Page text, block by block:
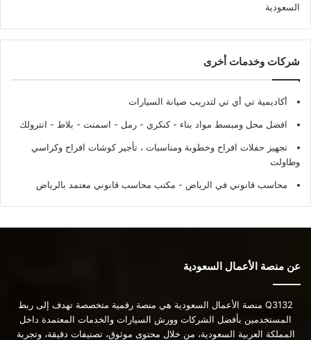
السعودية
شركات وخدمات أخرى
أكاديمية تي أي تي لتدريب صيانة السيارات
افضل محل ومبسط مواد بناء - كنكري - رمل - اسمنت - بلاط - انترولك
تجهيز حفلات افراح وخطوبة ومناسبات ، تأجير كوشات افراح وكراسي
وطاولت
محاسب قانوني في الرياض - مكتب محاسب قانوني معتمد بالرياض
عن منصة الأعمال السعودية
Q3132 منصة الأعمال السعودية هي منصة رقمية متخصصة تهدف إلى ربط
المستخدمين بأفضل الشركات وورش السيارات والخدمات المعتمدة داخل
المملكة العربية السعودية، من خلال محتوى موثوق، تصنيفات دقيقة، وتجربة